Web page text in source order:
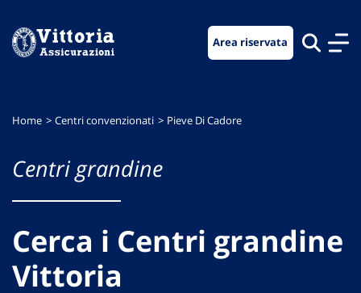
menu
contenuto
footer
Area riservata
Home Centri convenzionati Pieve Di Cadore
Centri grandine
Cerca i Centri grandine
Vittoria